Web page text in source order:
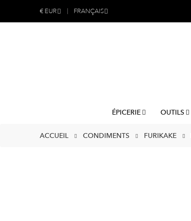
€ EUR FRANÇAIS
ÉPICERIE OUTILS
ACCUEIL CONDIMENTS FURIKAKE